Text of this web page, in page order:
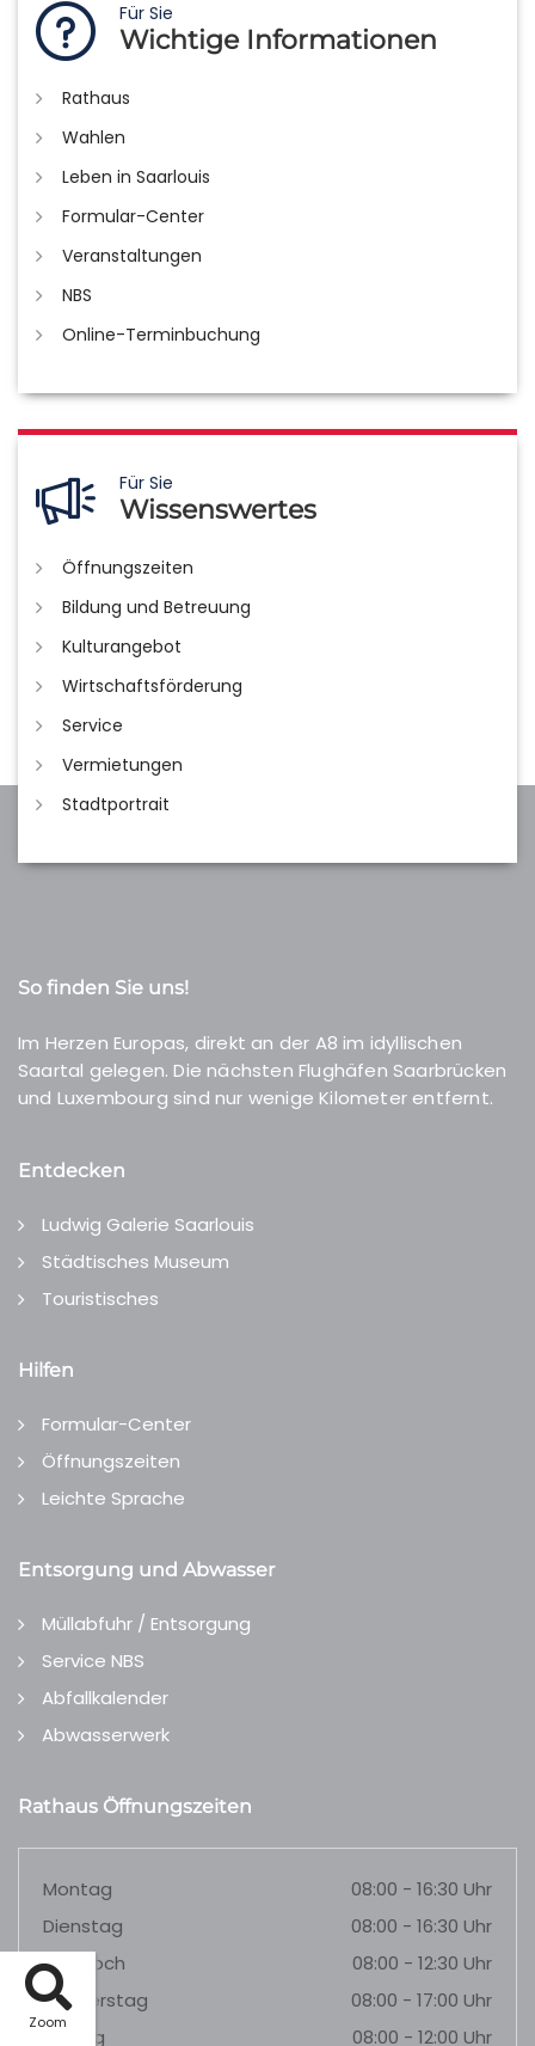
Zoom
Für Sie
Wichtige Informationen
Rathaus
Wahlen
Leben in Saarlouis
Formular-Center
Veranstaltungen
NBS
Online-Terminbuchung
Für Sie
Wissenswertes
Öffnungszeiten
Bildung und Betreuung
Kulturangebot
Wirtschaftsförderung
Service
Vermietungen
Stadtportrait
So finden Sie uns!
Im Herzen Europas, direkt an der A8 im idyllischen
Saartal gelegen. Die nächsten Flughäfen Saarbrücken
und Luxembourg sind nur wenige Kilometer entfernt.
Entdecken
Ludwig Galerie Saarlouis
Städtisches Museum
Touristisches
Hilfen
Formular-Center
Öffnungszeiten
Leichte Sprache
Entsorgung und Abwasser
Müllabfuhr / Entsorgung
Service NBS
Abfallkalender
Abwasserwerk
Rathaus Öffnungszeiten
Montag
08:00 - 16:30 Uhr
Dienstag
08:00 - 16:30 Uhr
Mittwoch
08:00 - 12:30 Uhr
Donnerstag
08:00 - 17:00 Uhr
Freitag
08:00 - 12:00 Uhr